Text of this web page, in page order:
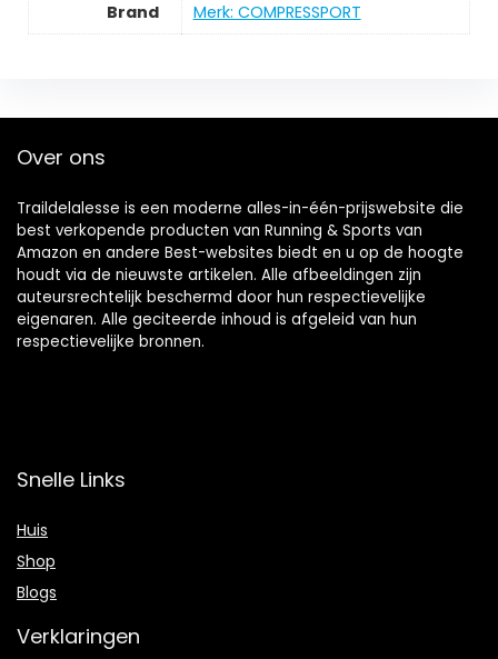
Brand Merk: COMPRESSPORT
Over ons
Traildelalesse is een moderne alles-in-één-prijswebsite die
best verkopende producten van Running & Sports van
Amazon en andere Best-websites biedt en u op de hoogte
houdt via de nieuwste artikelen. Alle afbeeldingen zijn
auteursrechtelijk beschermd door hun respectievelijke
eigenaren. Alle geciteerde inhoud is afgeleid van hun
respectievelijke bronnen.
Snelle Links
Huis
Shop
Blogs
Verklaringen